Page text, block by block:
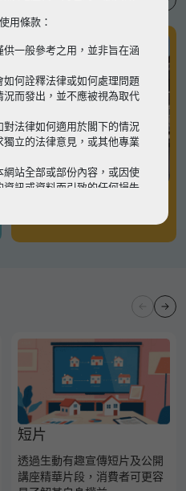
短片
透過生動有趣宣傳短片及公開
講座精華片段，消費者可更容
用條款：
一般參考之用，並非旨在涵
何詮釋法律或如何處理問題
而發出，並不應被視為取代
法律如何適用於閣下的情況
立的法律意見，或其他專業
站全部或部份內容，或因使
資訊或資料而引致的任何損失
使用條款的完整版本。如有任